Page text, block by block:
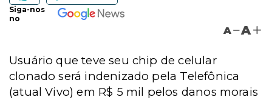
Siga-nos
no
A A
Usuário que teve seu chip de celular
clonado será indenizado pela Telefônica
(atual Vivo) em R$ 5 mil pelos danos morais